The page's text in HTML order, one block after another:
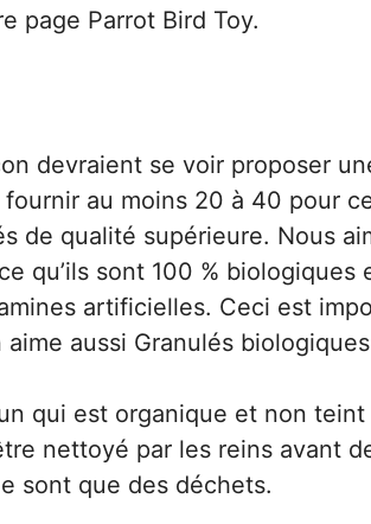
page Parrot Bird Toy.
devraient se voir proposer
fournir au moins 20 à 40 pour
de qualité supérieure. Nous
qu’ils sont 100 % biologiques
artificielles. Ceci est
aussi Granulés
qui est organique et non
nettoyé par les reins avant
sont que des déchets.